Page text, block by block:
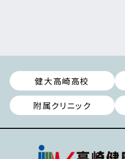
健大高崎高校
附属クリニック